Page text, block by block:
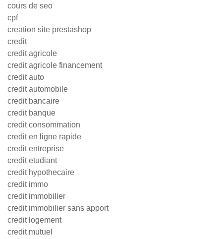
cours de seo
cpf
creation site prestashop
credit
credit agricole
credit agricole financement
credit auto
credit automobile
credit bancaire
credit banque
credit consommation
credit en ligne rapide
credit entreprise
credit etudiant
credit hypothecaire
credit immo
credit immobilier
credit immobilier sans apport
credit logement
credit mutuel